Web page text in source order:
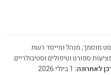
מוסמך, מנהל ומייסד רשת
ספורט וטיפולים וסטיבולריים.
לאחרונה: